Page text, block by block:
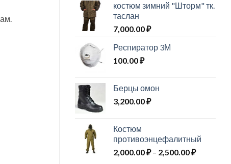
костюм зимний "Шторм" тк.
таслан
7,000.00₽
Респиратор 3М
100.00₽
Берцы омон
3,200.00₽
Костюм
противоэнцефалитный
2,000.00₽ – 2,500.00₽